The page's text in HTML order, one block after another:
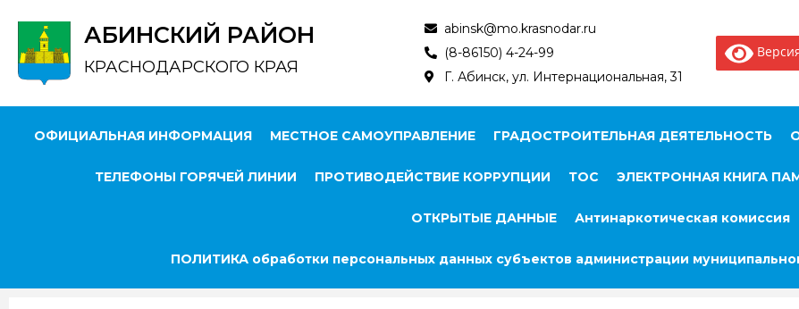
АБИНСКИЙ РАЙОН
КРАСНОДАРСКОГО КРАЯ
abinsk@mo.krasnodar.ru
(8-86150) 4-24-99
Г. Абинск, ул. Интернациональная, 31
ОФИЦИАЛЬНАЯ ИНФОРМАЦИЯ МЕСТНОЕ САМОУПРАВЛЕНИЕ ГРАДОСТРОИТЕЛЬНАЯ ДЕЯТЕЛЬНОСТЬ
ТЕЛЕФОНЫ ГОРЯЧЕЙ ЛИНИИ ПРОТИВОДЕЙСТВИЕ КОРРУПЦИИ ТОС ЭЛЕКТРОННАЯ КНИГА
ОТКРЫТЫЕ ДАННЫЕ Антинаркотическая комиссия
ПОЛИТИКА обработки персональных данных субъектов администрации